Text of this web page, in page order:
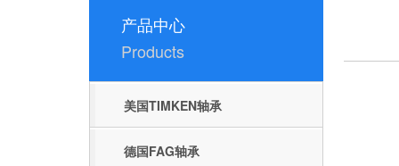
产品中心
Products
美国TIMKEN轴承
德国FAG轴承